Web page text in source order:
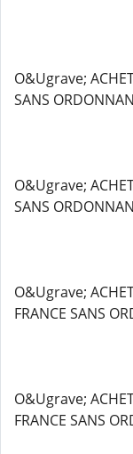
O&Ugrave;
SANS
O&Ugrave;
SANS
O&Ugrave;
FRANCE SANS
O&Ugrave;
FRANCE SANS